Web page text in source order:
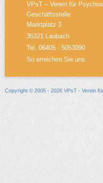
VPsT – Verein für
Geschäftsstelle
Marktplatz 3
35321 Laubach
Tel. 06405 - 5053090
So erreichen Sie uns
Copyright © 2005 - 2026 VPsT - Verein